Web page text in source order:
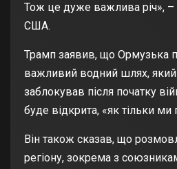
Тож це дуже важлива річ», –
США.
Трамп заявив, що Ормузька
важливий водний шлях, який
заблокував після початку
буде відкрита, «як тільки
Він також сказав, що
регіону, зокрема з